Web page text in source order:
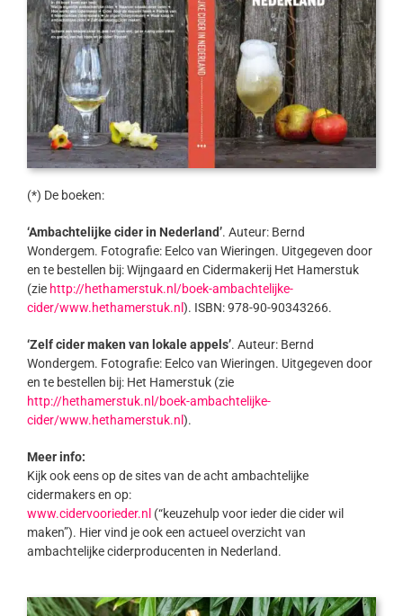
(*) De boeken:
‘Ambachtelijke cider in Nederland’. Auteur: Bernd
Wondergem. Fotografie: Eelco van Wieringen. Uitgegeven door
en te bestellen bij: Wijngaard en Cidermakerij Het Hamerstuk
(zie http://hethamerstuk.nl/boek-ambachtelijke-
cider/www.hethamerstuk.nl ). ISBN: 978-90-90343266.
‘Zelf cider maken van lokale appels’. Auteur: Bernd
Wondergem. Fotografie: Eelco van Wieringen. Uitgegeven door
en te bestellen bij: Het Hamerstuk (zie
http://hethamerstuk.nl/boek-ambachtelijke-
cider/www.hethamerstuk.nl ).
Meer info:
Kijk ook eens op de sites van de acht ambachtelijke
cidermakers en op:
www.cidervoorieder.nl (“keuzehulp voor ieder die cider wil
maken”). Hier vind je ook een actueel overzicht van
ambachtelijke ciderproducenten in Nederland.